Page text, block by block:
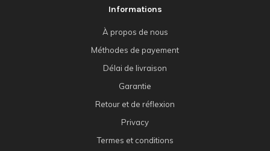
Informations
À propos de nous
Méthodes de payement
Délai de livraison
Garantie
Retour et de réflexion
Privacy
Termes et conditions